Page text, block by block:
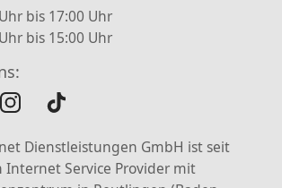
bis 17:00 Uhr
bis 15:00 Uhr
Dienstleistungen GmbH ist seit
Internet Service Provider mit